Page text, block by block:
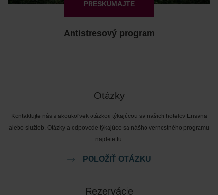
PRESKÚMAJTE
Antistresový program
Otázky
Kontaktujte nás s akoukoľvek otázkou týkajúcou sa našich hotelov Ensana
alebo služieb. Otázky a odpovede týkajúce sa nášho vernostného programu
nájdete tu.
POLOŽIŤ OTÁZKU
Rezervácie